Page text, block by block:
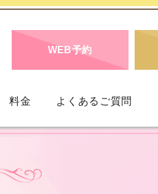
WEB予約
料金 よくあるご質問
（PMDD）